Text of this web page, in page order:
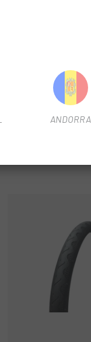
ANDORRA